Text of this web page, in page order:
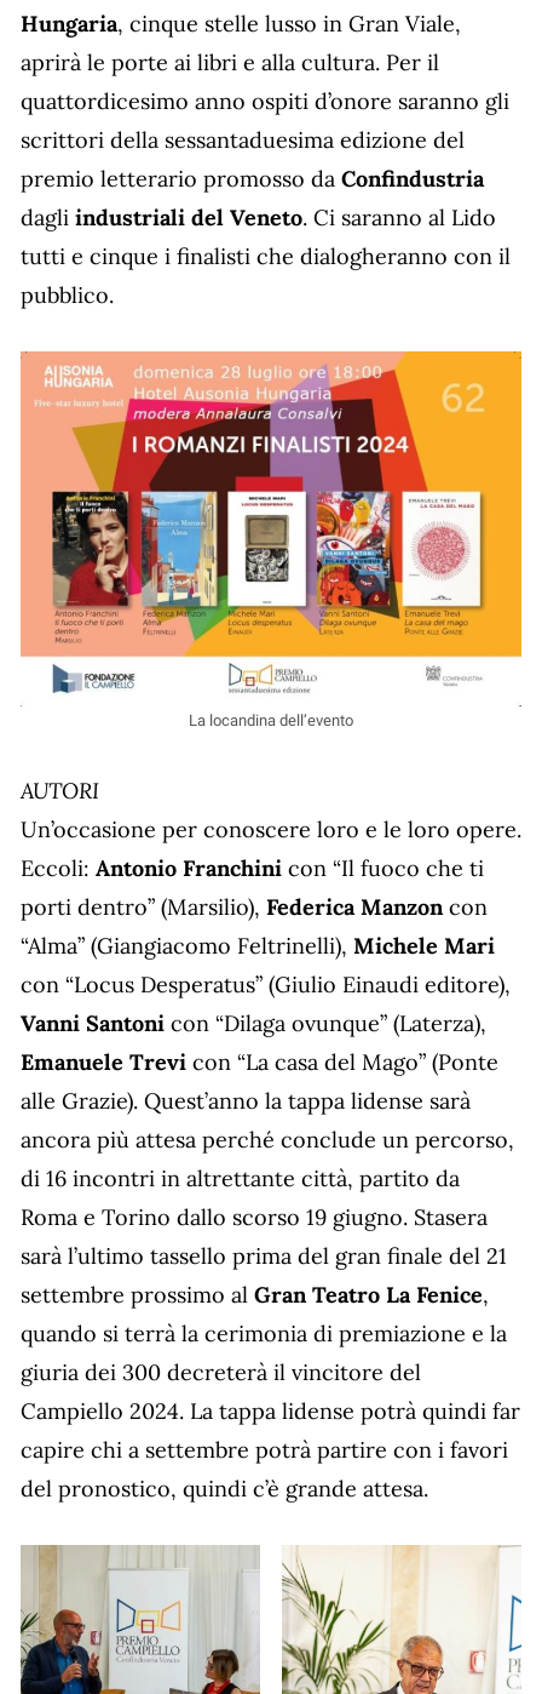
Hungaria, cinque stelle lusso in Gran Viale,
aprirà le porte ai libri e alla cultura. Per il
quattordicesimo anno ospiti d’onore saranno gli
scrittori della sessantaduesima edizione del
premio letterario promosso da Confindustria
dagli industriali del Veneto. Ci saranno al Lido
tutti e cinque i finalisti che dialogheranno con il
pubblico.
La locandina dell’evento
AUTORI
Un’occasione per conoscere loro e le loro opere.
Eccoli: Antonio Franchini con “Il fuoco che ti
porti dentro” (Marsilio), Federica Manzoncon
“Alma” (Giangiacomo Feltrinelli), Michele Mari
con “Locus Desperatus” (Giulio Einaudi editore),
Vanni Santoni con “Dilaga ovunque” (Laterza),
Emanuele Trevi con “La casa del Mago” (Ponte
alle Grazie). Quest’anno la tappa lidense sarà
ancora più attesa perché conclude un percorso,
di 16 incontri in altrettante città, partito da
Roma e Torino dallo scorso 19 giugno. Stasera
sarà l’ultimo tassello prima del gran finale del 21
settembre prossimo al Gran Teatro La Fenice,
quando si terrà la cerimonia di premiazione e la
giuria dei 300 decreterà il vincitore del
Campiello 2024. La tappa lidense potrà quindi far
capire chi a settembre potrà partire con i favori
del pronostico, quindi c’è grande attesa.